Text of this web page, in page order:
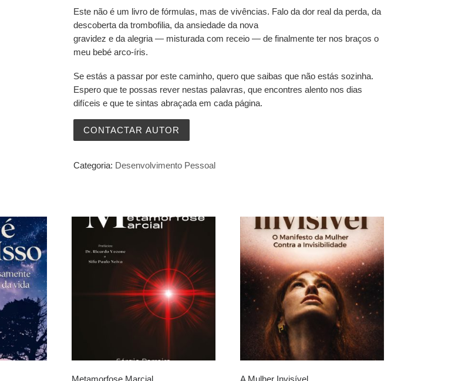
Este não é um livro de fórmulas, mas de vivências. Falo da dor real da perda, da
descoberta da trombofilia, da ansiedade da nova
gravidez e da alegria — misturada com receio — de finalmente ter nos braços o
meu bebé arco-íris.
Se estás a passar por este caminho, quero que saibas que não estás sozinha.
Espero que te possas rever nestas palavras, que encontres alento nos dias
difíceis e que te sintas abraçada em cada página.
CONTACTAR AUTOR
Categoria: Desenvolvimento Pessoal
Metamorfose Marcial A Mulher Invisível